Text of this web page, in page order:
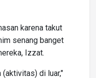
karena takut
senang banget
Izzat.
di luar,"